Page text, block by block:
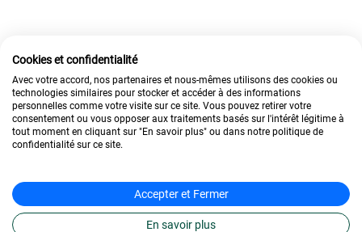
Cookies et confidentialité
Avec votre accord, nos partenaires et nous-mêmes utilisons des cookies ou
technologies similaires pour stocker et accéder à des informations
personnelles comme votre visite sur ce site. Vous pouvez retirer votre
consentement ou vous opposer aux traitements basés sur l'intérêt légitime à
tout moment en cliquant sur "En savoir plus" ou dans notre politique de
confidentialité sur ce site.
Accepter et Fermer
En savoir plus